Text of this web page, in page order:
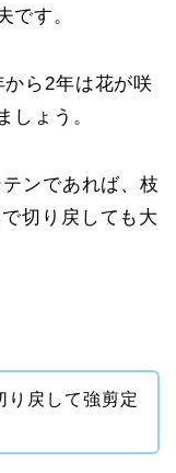
です。
ら2年は花が咲
しょう。
ンであれば、枝
切り戻しても大
り戻して強剪定